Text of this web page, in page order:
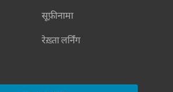
सूफ़ीनामा
रेख़्ता लर्निंग